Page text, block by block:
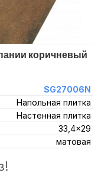
коричневый
SG27006N
Напольная плитка
Настенная плитка
33,4x29
матовая